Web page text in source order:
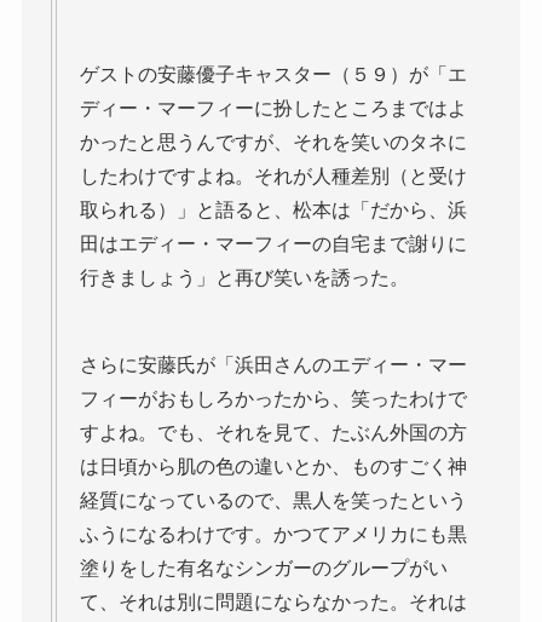
ゲストの安藤優子キャスター（５９）が「エ
ディー・マーフィーに扮したところまではよ
かったと思うんですが、それを笑いのタネに
したわけですよね。それが人種差別（と受け
取られる）」と語ると、松本は「だから、浜
田はエディー・マーフィーの自宅まで謝りに
行きましょう」と再び笑いを誘った。
さらに安藤氏が「浜田さんのエディー・マー
フィーがおもしろかったから、笑ったわけで
すよね。でも、それを見て、たぶん外国の方
は日頃から肌の色の違いとか、ものすごく神
経質になっているので、黒人を笑ったという
ふうになるわけです。かつてアメリカにも黒
塗りをした有名なシンガーのグループがい
て、それは別に問題にならなかった。それは